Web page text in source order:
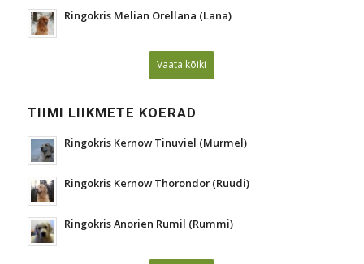
Ringokris Melian Orellana (Lana)
Vaata kõiki
TIIMI LIIKMETE KOERAD
Ringokris Kernow Tinuviel (Murmel)
Ringokris Kernow Thorondor (Ruudi)
Ringokris Anorien Rumil (Rummi)